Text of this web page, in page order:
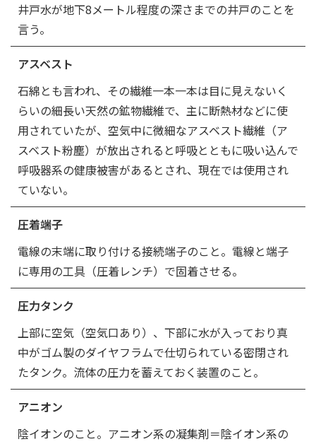
井戸水が地下8メートル程度の深さまでの井戸のことを
言う。
アスベスト
石綿とも言われ、その繊維一本一本は目に見えないく
らいの細長い天然の鉱物繊維で、主に断熱材などに使
用されていたが、空気中に微細なアスベスト繊維（ア
スベスト粉塵）が放出されると呼吸とともに吸い込んで
呼吸器系の健康被害があるとされ、現在では使用され
ていない。
圧着端子
電線の末端に取り付ける接続端子のこと。電線と端子
に専用の工具（圧着レンチ）で固着させる。
圧力タンク
上部に空気（空気口あり）、下部に水が入っており真
中がゴム製のダイヤフラムで仕切られている密閉され
たタンク。流体の圧力を蓄えておく装置のこと。
アニオン
陰イオンのこと。アニオン系の凝集剤＝陰イオン系の